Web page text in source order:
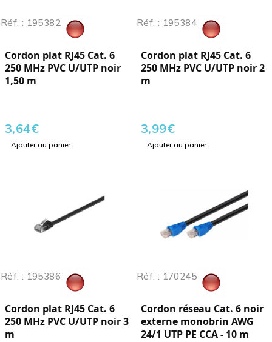
Réf. : 195382
Cordon plat RJ45 Cat. 6
250 MHz PVC U/UTP noir
1,50 m
3,64€
Ajouter au panier
Réf. : 195384
Cordon plat RJ45 Cat. 6
250 MHz PVC U/UTP noir 2
m
3,99€
Ajouter au panier
Réf. : 195386
Cordon plat RJ45 Cat. 6
250 MHz PVC U/UTP noir 3
m
Réf. : 170245
Cordon réseau Cat. 6 noir
externe monobrin AWG
24/1 UTP PE CCA - 10 m